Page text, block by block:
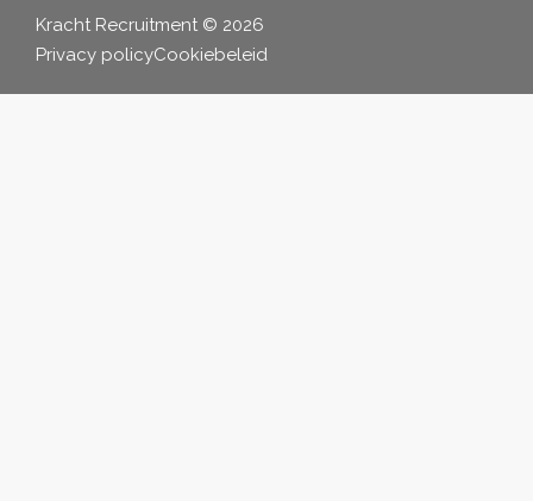
Kracht Recruitment © 2026
Privacy policyCookiebeleid